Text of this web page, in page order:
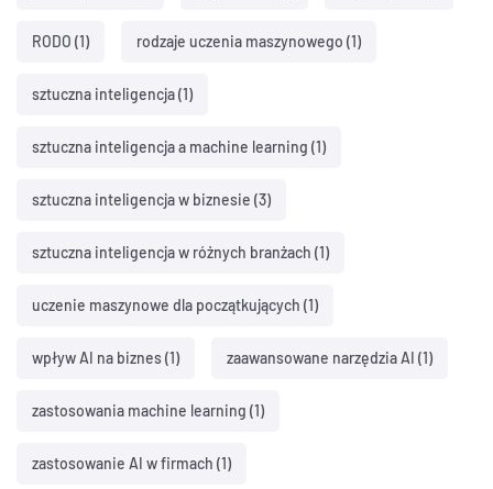
RODO (1) rodzaje uczenia maszynowego (1)
sztuczna inteligencja(1)
sztuczna inteligencja a machine learning (1)
sztuczna inteligencja w biznesie (3)
sztuczna inteligencja w różnych branżach (1)
uczenie maszynowe dla początkujących (1)
wpływ AI na biznes(1) zaawansowane narzędzia AI (1)
zastosowania machine learning (1)
zastosowanie AI w firmach (1)